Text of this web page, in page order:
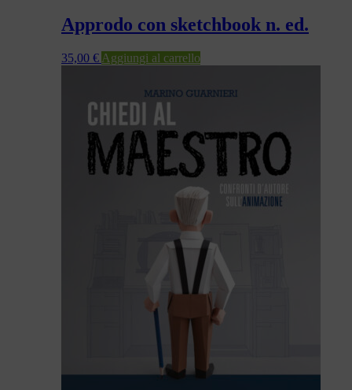
Approdo con sketchbook n. ed.
35,00 € Aggiungi al carrello